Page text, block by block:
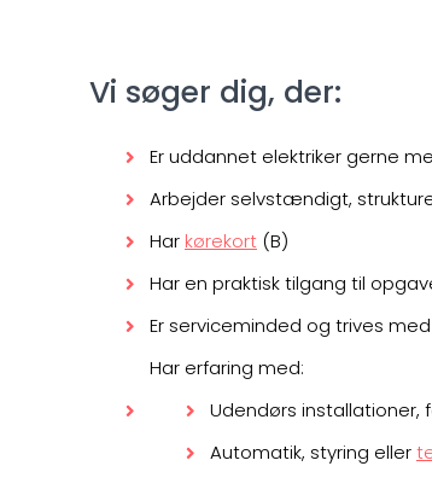
Vi søger dig, der:
Er uddannet elektriker gerne
Arbejder selvstændigt,
Har kørekort (B)
Har en praktisk tilgang til
Er serviceminded og trives
Har erfaring med:
Udendørs installationer,
Automatik, styring eller